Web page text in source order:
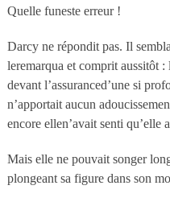
Quelle funeste erreur !
Darcy ne répondit pas. Il
leremarqua et comprit aussitôt
devant l’assuranced’une si
n’apportait aucun
encore ellen’avait senti qu’elle
Mais elle ne pouvait songer
plongeant sa figure dans son